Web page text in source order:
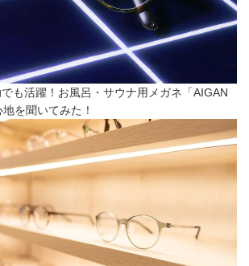
も活躍！お風呂・サウナ用メガネ「AIGAN
を聞いてみた！